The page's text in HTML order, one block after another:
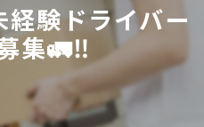
験ドライバー
集🚛‼️